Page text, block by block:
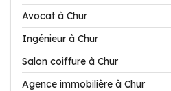
Avocat à Chur
Ingénieur à Chur
Salon coiffure à Chur
Agence immobilière à Chur